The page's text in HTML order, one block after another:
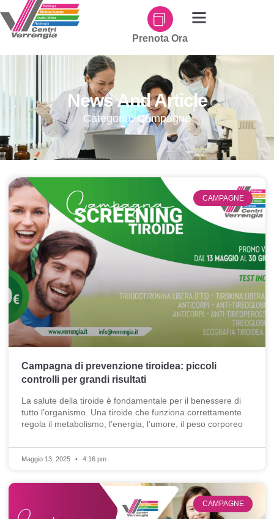
Prenota Ora
News And Article
Categoria: Campagne
CAMPAGNE
Campagna di prevenzione tiroidea: piccoli
controlli per grandi risultati
La salute della tiroide è fondamentale per il benessere di
tutto l’organismo. Una tiroide che funziona correttamente
regola il metabolismo, l’energia, l’umore, il peso corporeo
Maggio 13, 2025 4:16 pm
CAMPAGNE